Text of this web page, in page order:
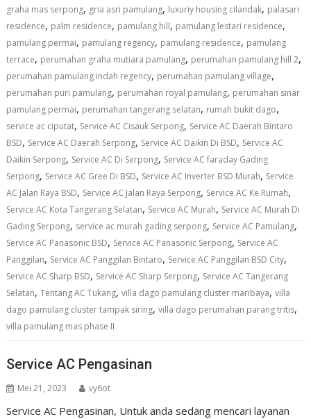
graha mas serpong, gria asri pamulang, luxuriy housing cilandak, palasari
residence, palm residence, pamulang hill, pamulang lestari residence,
pamulang permai, pamulang regency, pamulang residence, pamulang
terrace, perumahan graha mutiara pamulang, perumahan pamulang hill 2,
perumahan pamulang indah regency, perumahan pamulang village,
perumahan puri pamulang, perumahan royal pamulang, perumahan sinar
pamulang permai, perumahan tangerang selatan, rumah bukit dago,
service ac ciputat, Service AC Cisauk Serpong, Service AC Daerah Bintaro
BSD, Service AC Daerah Serpong, Service AC Daikin Di BSD, Service AC
Daikin Serpong, Service AC Di Serpong, Service AC faraday Gading
Serpong, Service AC Gree Di BSD, Service AC Inverter BSD Murah, Service
AC Jalan Raya BSD, Service AC Jalan Raya Serpong, Service AC Ke Rumah,
Service AC Kota Tangerang Selatan, Service AC Murah, Service AC Murah Di
Gading Serpong, service ac murah gading serpong, Service AC Pamulang,
Service AC Panasonic BSD, Service AC Panasonic Serpong, Service AC
Panggilan, Service AC Panggilan Bintaro, Service AC Panggilan BSD City,
Service AC Sharp BSD, Service AC Sharp Serpong, Service AC Tangerang
Selatan,Tentang AC Tukang,villa dago pamulang cluster maribaya,villa
dago pamulang cluster tampak siring,villa dago perumahan parang tritis,
villa pamulang mas phase II
Service AC Pengasinan
Mei 21, 2023 vy6ot
Service AC Pengasinan, Untuk anda sedang mencari layanan